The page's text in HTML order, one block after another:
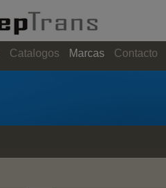
Catalogos Marcas Contacto